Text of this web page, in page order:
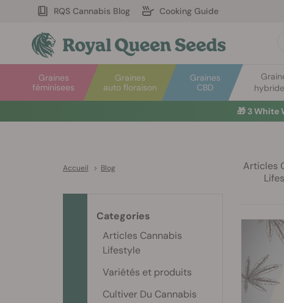
RQS Cannabis Blog Cooking Guide
Graines
auto floraison
Graines
féminisees
Graines
CBD
🎁 3 White
Accueil > Blog
Articles
Categories
Articles Cannabis
Lifestyle
Variétés et produits
Cultiver Du Cannabis